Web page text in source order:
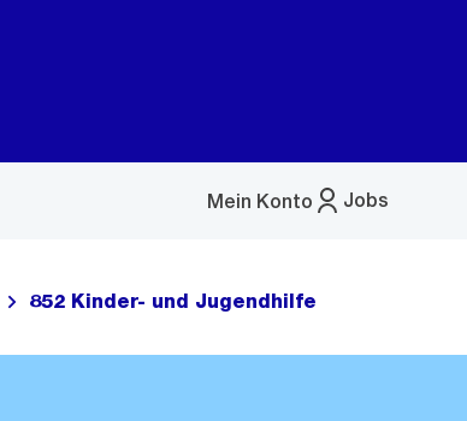
Jobs
Mein Konto
Menü
852 Kinder- und Jugendhilfe